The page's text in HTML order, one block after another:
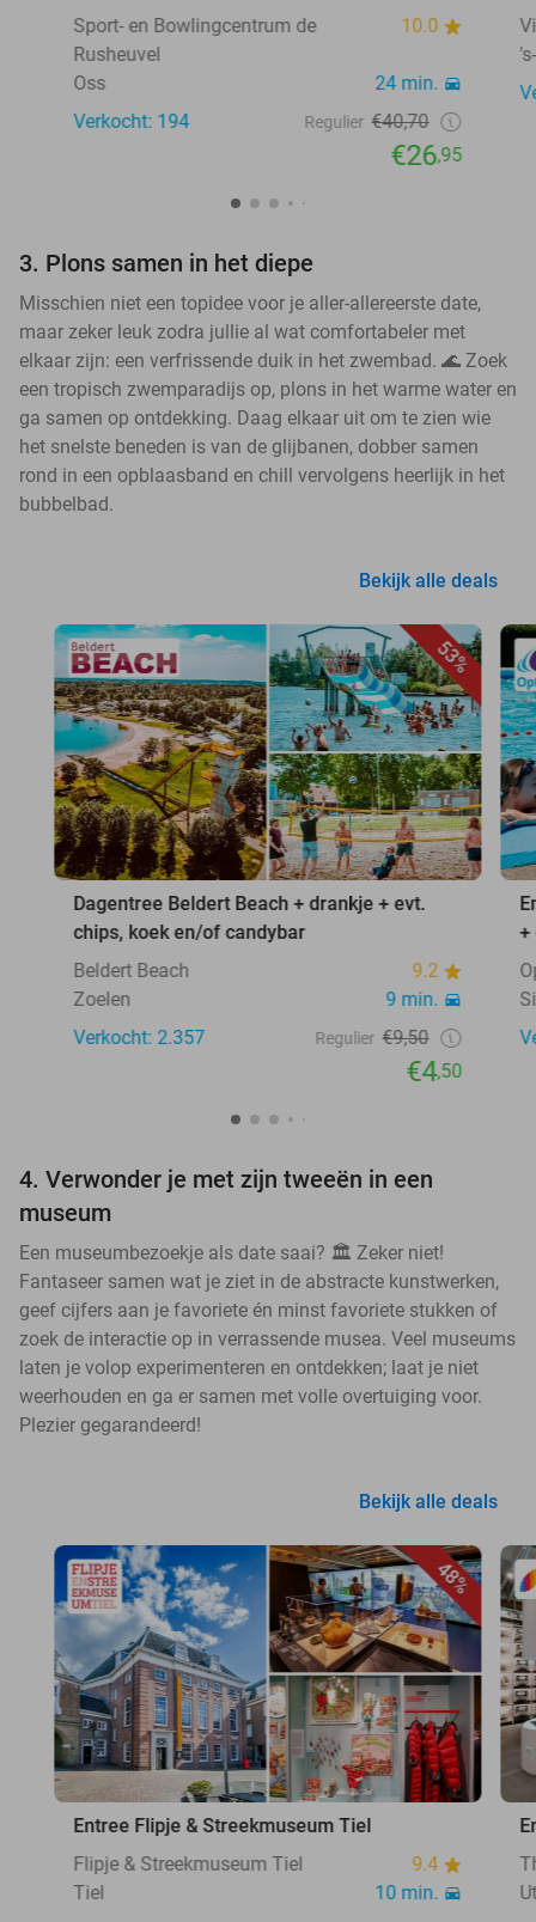
Sport- en Bowlingcentrum de
Rusheuvel
10.0
Oss
24 min.
Verkocht: 194
Regulier €40,70
€26,95
3. Plons samen in het diepe
Misschien niet een topidee voor je aller-allereerste date,
maar zeker leuk zodra jullie al wat comfortabeler met
elkaar zijn: een verfrissende duik in het zwembad. 🌊 Zoek
een tropisch zwemparadijs op, plons in het warme water en
ga samen op ontdekking. Daag elkaar uit om te zien wie
het snelste beneden is van de glijbanen, dobber samen
rond in een opblaasband en chill vervolgens heerlijk in het
bubbelbad.
Bekijk alle deals
53%
Dagentree Beldert Beach + drankje + evt.
chips, koek en/of candybar
Beldert Beach
9.2
Zoelen
9 min.
Verkocht: 2.357
Regulier €9,50
€4,50
+
4. Verwonder je met zijn tweeën in een
museum
Een museumbezoekje als date saai? 🏛️ Zeker niet!
Fantaseer samen wat je ziet in de abstracte kunstwerken,
geef cijfers aan je favoriete én minst favoriete stukken of
zoek de interactie op in verrassende musea. Veel museums
laten je volop experimenteren en ontdekken; laat je niet
weerhouden en ga er samen met volle overtuiging voor.
Plezier gegarandeerd!
Bekijk alle deals
48%
Entree Flipje & Streekmuseum Tiel
Flipje & Streekmuseum Tiel
9.4
Tiel
10 min.